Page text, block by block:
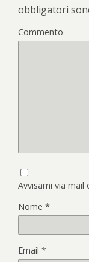
obbligatori
Commento
Avvisami via
Nome *
Email *